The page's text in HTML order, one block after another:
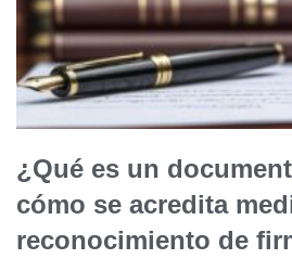
¿Qué es un
cómo se acredita
reconocimiento de